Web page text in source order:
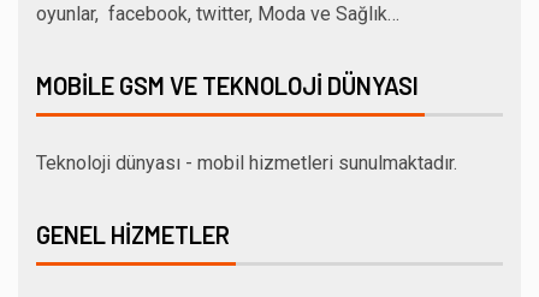
oyunlar, facebook, twitter, Moda ve Sağlık…
MOBILE GSM VE TEKNOLOJI DÜNYASI
Teknoloji dünyası - mobil hizmetleri sunulmaktadır.
GENEL HIZMETLER